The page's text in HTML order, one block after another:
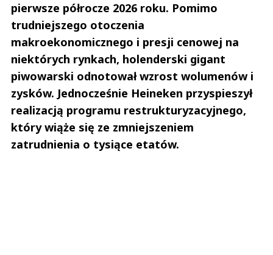
pierwsze półrocze 2026 roku. Pomimo
trudniejszego otoczenia
makroekonomicznego i presji cenowej na
niektórych rynkach, holenderski gigant
piwowarski odnotował wzrost wolumenów i
zysków. Jednocześnie Heineken przyspieszył
realizacją programu restrukturyzacyjnego,
który wiąże się ze zmniejszeniem
zatrudnienia o tysiące etatów.